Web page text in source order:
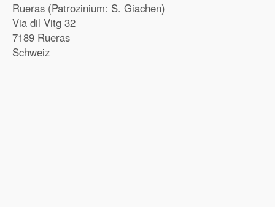
Rueras (Patrozinium: S. Giachen)
Via dil Vitg 32
7189 Rueras
Schweiz